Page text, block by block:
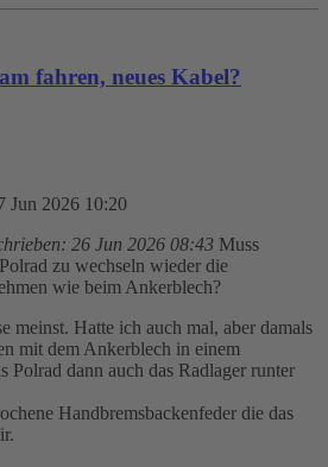
fahren, neues Kabel?
Jun 2026 10:20
26 Jun 2026 08:43 Muss
zu wechseln wieder die
wie beim Ankerblech?
meinst. Hatte ich auch mal, aber damals
mit dem Ankerblech in einem
Polrad dann auch das Radlager runter
Handbremsbackenfeder die das